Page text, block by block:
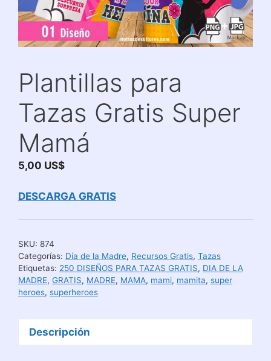
Plantillas para
Tazas Gratis Super
Mamá
5,00 US$
DESCARGA GRATIS
SKU: 874
Categorías: Día de la Madre, Recursos Gratis, Tazas
Etiquetas: 250 DISEÑOS PARA TAZAS GRATIS, DIA DE LA
MADRE, GRATIS, MADRE, MAMA, mami, mamita, super
heroes, superheroes
Descripción